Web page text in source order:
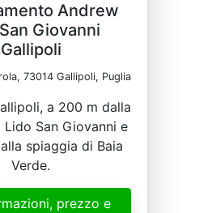
Andrew
Giovanni
Gallipoli
73014 Gallipoli, Puglia
a 200 m dalla
San Giovanni e
spiaggia di Baia
Verde.
prezzo e